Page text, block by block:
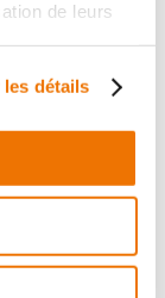
de leurs
détails
CF